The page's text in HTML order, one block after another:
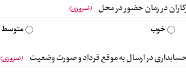
در زمان حضور در محل (ضروری)
خوب متوسط
در ارسال به موقع قرداد و صورت وضعیت (ضروری)